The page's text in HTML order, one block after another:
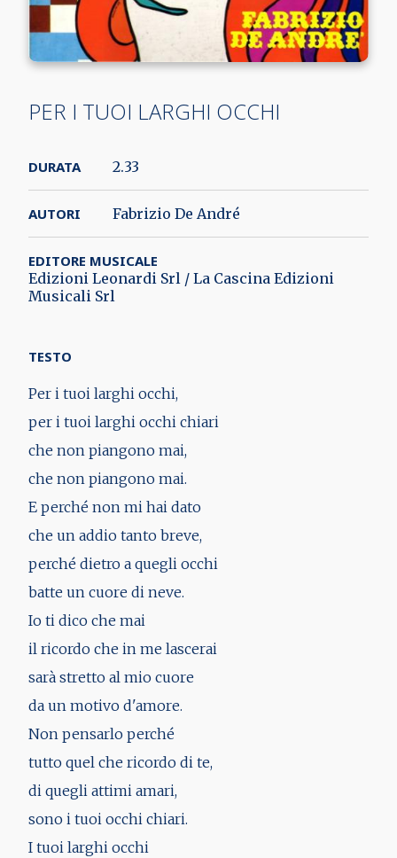
PER I TUOI LARGHI OCCHI
DURATA 2.33
AUTORI Fabrizio De André
EDITORE MUSICALE
Edizioni Leonardi Srl / La Cascina Edizioni
Musicali Srl
TESTO
Per i tuoi larghi occhi,
per i tuoi larghi occhi chiari
che non piangono mai,
che non piangono mai.
E perché non mi hai dato
che un addio tanto breve,
perché dietro a quegli occhi
batte un cuore di neve.
Io ti dico che mai
il ricordo che in me lascerai
sarà stretto al mio cuore
da un motivo d'amore.
Non pensarlo perché
tutto quel che ricordo di te,
di quegli attimi amari,
sono i tuoi occhi chiari.
I tuoi larghi occhi